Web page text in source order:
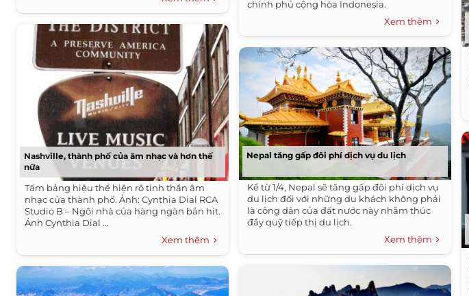
Nashville, thành phố của âm nhạc và hơn thế
nữa
Tấm bảng hiệu thể hiện rõ tinh thần âm
nhạc của thành phố. Ảnh: Cynthia Dial RCA
Studio B – Ngôi nhà của hàng ngàn bản hit.
Ảnh Cynthia Dial ...
Xem thêm
chính phủ cộng hòa Indonesia.
Xem thêm
Nepal tăng gấp đôi phí dịch vụ du lịch
Kể từ 1/4, Nepal sẽ tăng gấp đôi phí dịch vụ
du lịch đối với những du khách không phải
là công dân của đất nước này nhằm thúc
đẩy quỹ tiếp thị du lịch.
Xem thêm